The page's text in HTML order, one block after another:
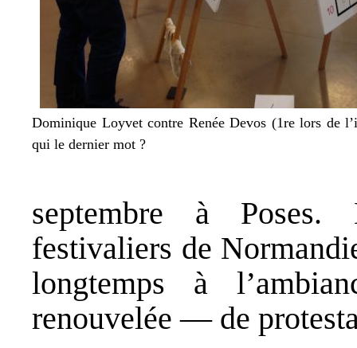
Dominique Loyvet contre Renée Devos (1re lors de
qui le dernier mot ?
septembre à Poses.
festivaliers de
longtemps à
renouvelée — de